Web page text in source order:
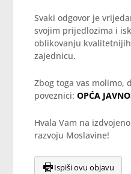
Svaki odgovor je
svojim prijedlozima i
oblikovanju
zajednicu.
Zbog toga vas
poveznici:OPĆA
Hvala Vam na
razvoju Moslavine!
Ispiši ovu objavu